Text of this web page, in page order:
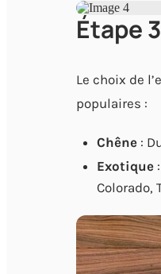
Étape
Le choix de
populaires :
Chêne:
Exotique:
Colorado,